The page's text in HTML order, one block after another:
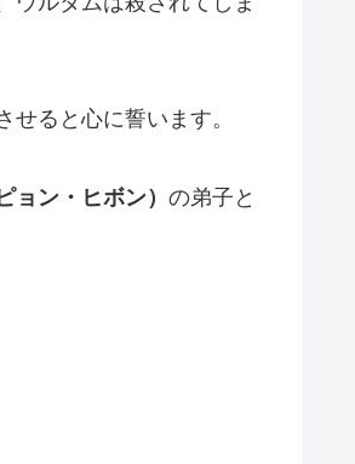
ると心に誓います。
ョン・ヒボン） の弟子と